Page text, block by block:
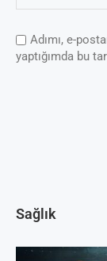
Adımı, e-
yaptığımda bu
Sağlık